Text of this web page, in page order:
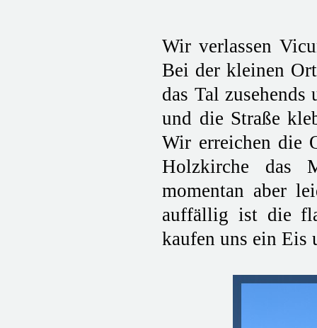
Wir verlassen
Bei der kleinen
das Tal
und die Straße
Wir erreichen die
Holzkirche das
momentan aber
auffällig ist die
kaufen uns ein Eis